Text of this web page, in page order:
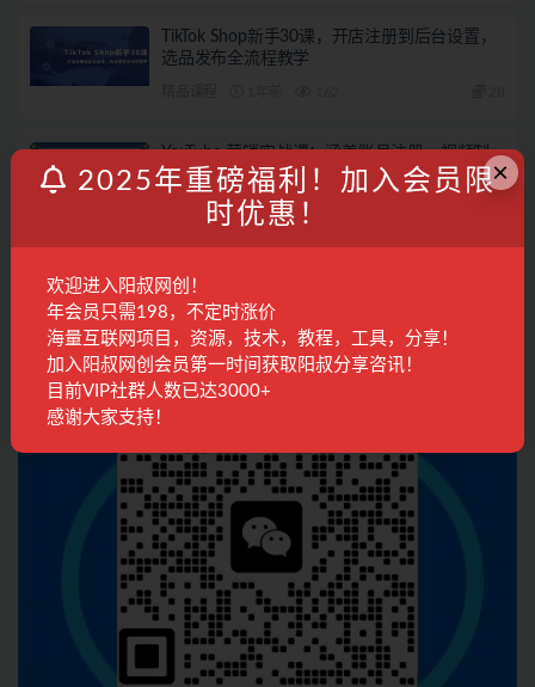
TikTok Shop新手30课，开店注册到后台设置，
选品发布全流程教学
YouTube-营销实战课：涵盖账号注册、视频制
作与优化，轻松打造爆款视频
国外项目 2年前
×
2025年重磅福利！加入会员限
时优惠！
欢迎进入阳叔网创！
年会员只需198，不定时涨价
海量互联网项目，资源，技术，教程，工具，分享！
加入阳叔网创会员第一时间获取阳叔分享咨讯！
目前VIP社群人数已达3000+
感谢大家支持！